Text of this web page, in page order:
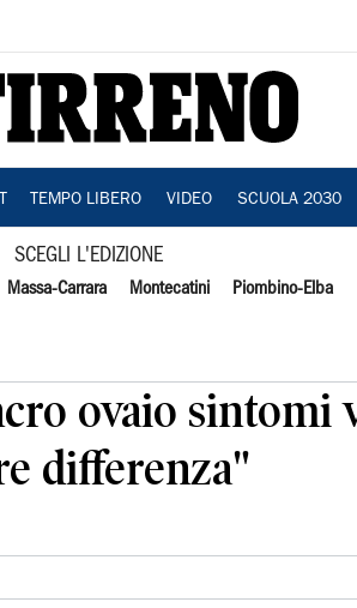
TEMPO LIBERO VIDEO SCUOLA 2030
SCEGLI L'EDIZIONE
Massa-Carrara Montecatini Piombino-Elba
ovaio sintomi
differenza"